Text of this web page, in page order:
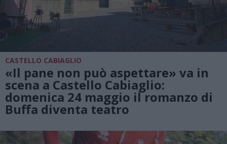
CASTELLO CABIAGLIO
«Il pane non può aspettare» va in
scena a Castello Cabiaglio:
domenica 24 maggio il romanzo di
Buffa diventa teatro